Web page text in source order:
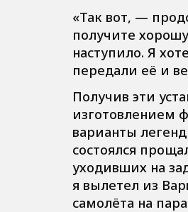
«Так вот, —
получите
наступило. Я
передали её и
Получив эти
изготовлением
варианты
состоялся
уходивших на
я вылетел из
самолёта на